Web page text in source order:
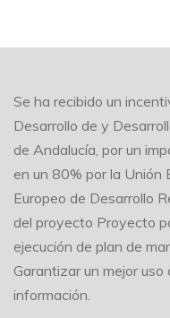
Se ha recibido un
Desarrollo de y
de Andalucía, por un
en un 80% por la Unión
Europeo de Desarrollo
del proyecto Proyecto
ejecución de plan de
Garantizar un mejor
información.